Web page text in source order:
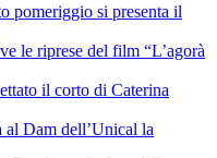
si presenta il
le riprese del film “L’agorà
il corto di Caterina
Dam dell’Unical la